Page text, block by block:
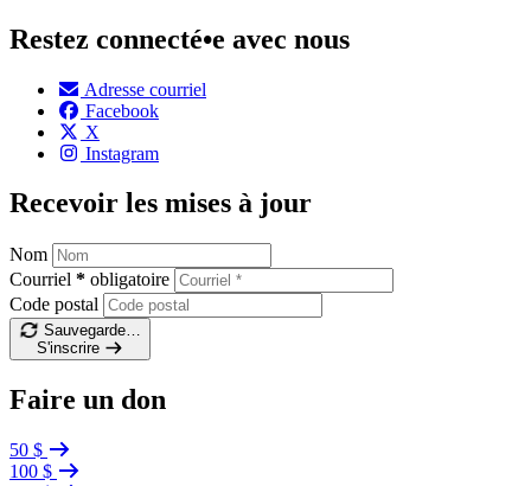
Restez connecté•e avec nous
Adresse courriel
Facebook
X
Instagram
Recevoir les mises à jour
Nom
Courriel * obligatoire
Code postal
Sauvegarde…
S'inscrire
Faire un don
50 $
100 $